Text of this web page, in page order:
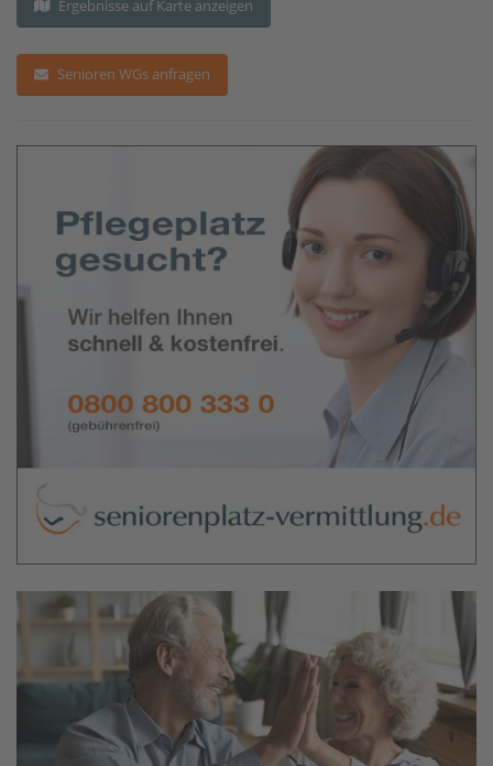
Ergebnisse auf Karte anzeigen
Senioren WGs anfragen